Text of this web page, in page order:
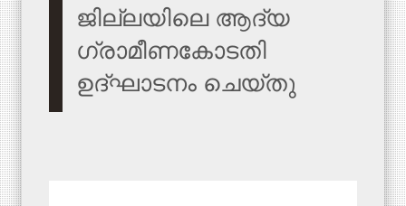
ജില്ലയിലെ ആദ്യ
ഗ്രാമീണകോടതി
ഉദ്ഘാടനം ചെയ്തു